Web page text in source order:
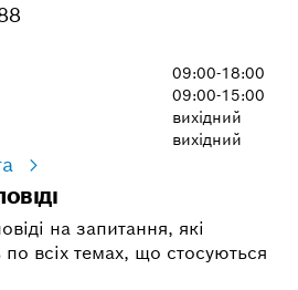
09:00-18:00
09:00-15:00
вихідний
вихідний
на запитання, які
по всіх темах, що стосуються